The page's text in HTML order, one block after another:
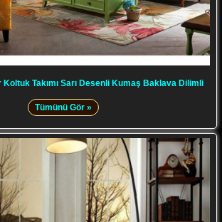
Takımı Sarı Desenli Kumaş Baklava Dilimli
Tümünü Gör »